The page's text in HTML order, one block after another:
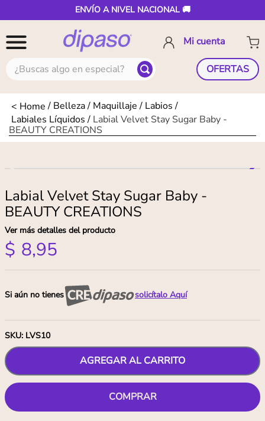
ENVÍO A NIVEL NACIONAL 🚚
¿Buscas algo en especial? OFERTAS
Belleza Maquillaje
Labios
Labiales Líquidos
Labial Velvet Stay Sugar Baby -
BEAUTY CREATIONS
Labial Velvet Stay Sugar Baby -
BEAUTY CREATIONS
Ver más detalles del producto
$ 8,95
Si aún no tienes solicítalo Aquí
SKU: LVS10
AGREGAR AL CARRITO
COMPRAR